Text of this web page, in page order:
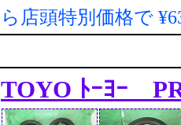
ら店頭特別価格で
TOYO ﾄｰﾖｰ